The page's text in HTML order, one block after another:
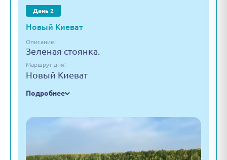
День 2
Новый Киеват
Описание:
Зеленая стоянка.
Маршрут дня:
Новый Киеват
Подробнее